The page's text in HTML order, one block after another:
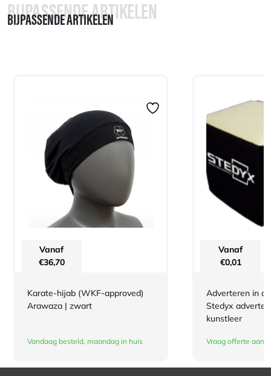
BIJPASSENDE ARTIKELEN
BIJPASSENDE ARTIKELEN
Vanaf
€36,70
Karate-hijab (WKF-approved)
Arawaza | zwart
Vandaag besteld, maandag in huis
Vanaf
€0,01
Adverteren in
Stedyx
kunstleer
Vraag offerte aan